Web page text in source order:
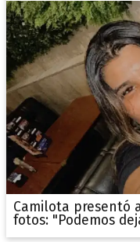
Camilota presentó
fotos: "Podemos